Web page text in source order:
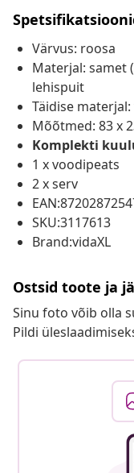
Värvus: roosa
Materjal: samet
lehispuit
Täidise
Mõõtmed: 83 x
Komplekti
1 x voodipeats
2 x serv
SKU:3117613
Brand:vidaXL
Ostsid toote ja
Sinu foto võib olla
Pildi